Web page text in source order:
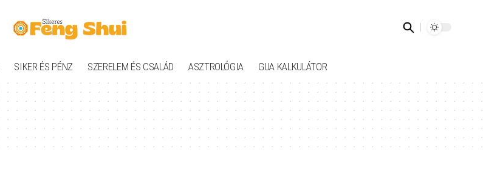
SIKER ÉS PÉNZ SZERELEM ÉS CSALÁD ASZTROLÓGIA GUA KALKULÁTOR